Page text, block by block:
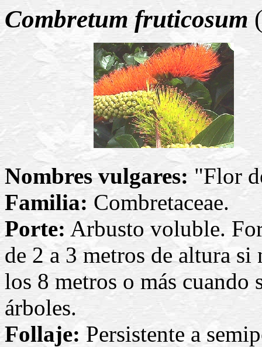
Combretum fruticosum
Nombres vulgares:"Flor
Familia: Combretaceae.
Porte: Arbusto voluble.
de 2 a 3 metros de altura
los 8 metros o más cuando
árboles.
Follaje: Persistente a